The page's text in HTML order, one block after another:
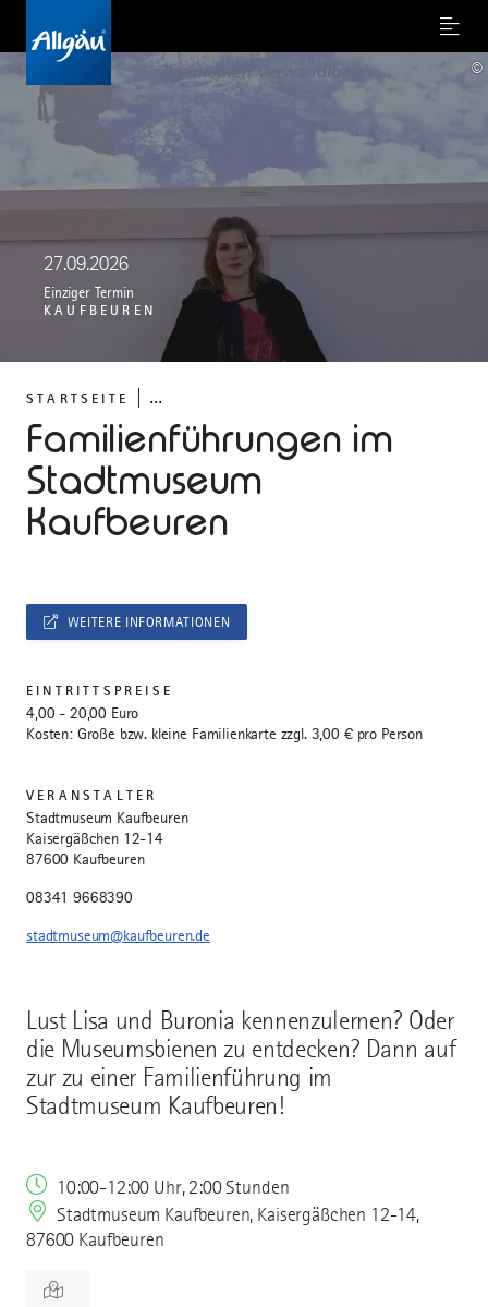
Menu
STARTSEITE ...
Familienführungen im
Stadtmuseum
Kaufbeuren
27.09.2026
Einziger Termin
KAUFBEUREN
©
Lust Lisa und Buronia kennenzulernen? Oder
die Museumsbienen zu entdecken? Dann auf
zur zu einer Familienführung im
Stadtmuseum Kaufbeuren!
10:00-12:00 Uhr, 2:00 Stunden
Stadtmuseum Kaufbeuren, Kaisergäßchen 12-14,
87600 Kaufbeuren
WEITERE INFORMATIONEN
EINTRITTSPREISE
4,00 - 20,00 Euro
Kosten: Große bzw. kleine Familienkarte zzgl. 3,00 € pro Person
VERANSTALTER
Stadtmuseum Kaufbeuren
Kaisergäßchen 12-14
87600 Kaufbeuren
08341 9668390
stadtmuseum@kaufbeuren.de